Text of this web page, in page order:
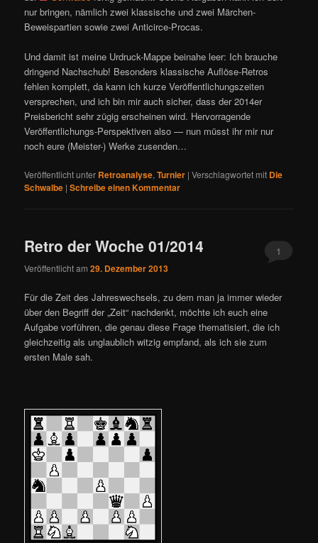
nur bringen, nämlich zwei klassische und zwei Märchen-
Beweispartien sowie zwei Anticirce-Procas.
Und damit ist meine Urdruck-Mappe beinahe leer: Ich brauche
dringend Nachschub! Besonders klassische Auflöse-Retros
fehlen komplett, da kann ich kurze Veröffentlichungszeiten
versprechen, und ich bin mir auch sicher, dass der 2014er
Preisbericht sehr zügig erscheinen wird. Hervorragende
Veröffentlichungs-Perspektiven also — nun müsst ihr mir nur
noch eure (Meister-) Werke zusenden…
Veröffentlicht unter Retroanalyse,Turnier |Verschlagwortet mit Die
Schwalbe |Schreibe einen Kommentar
Retro der Woche 01/2014
Veröffentlicht am29. Dezember 2013
1
Für die Zeit des Jahreswechsels, zu dem man ja immer wieder
über den Begriff der „Zeit“ nachdenkt, möchte ich euch eine
Aufgabe vorführen, die genau diese Frage thematisiert, die ich
gleichzeitig als unglaublich witzig empfand, als ich sie zum
ersten Male sah.